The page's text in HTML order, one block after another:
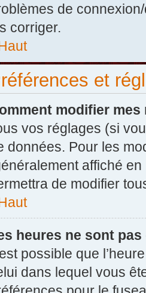
de
corriger.
et
modifier mes
vos réglages (si
données. Pour les
affiché
de modifier
heures ne sont
possible que
dans lequel vous